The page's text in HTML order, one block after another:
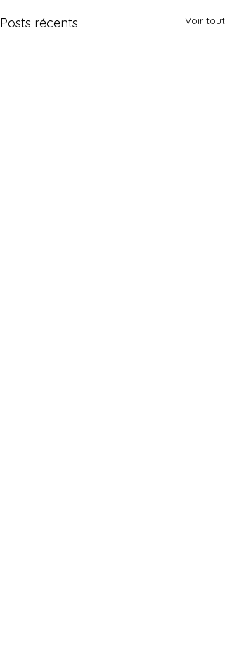
Posts récents Voir tout